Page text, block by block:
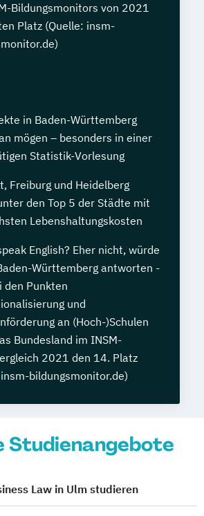
Bildungsmonitors von 2021
Platz (Quelle: insm-
in Baden-Württemberg
mögen – besonders in einer
Statistik-Vorlesung
Freiburg und Heidelberg
den Top 5 der Städte mit
Lebenshaltungskosten
English? Eher nicht, würde
Württemberg antworten -
den Punkten
und
an (Hoch-)Schulen
Bundesland im INSM-
2021 den 14. Platz
bildungsmonitor.de)
Studienangebote
Law in Ulm studieren